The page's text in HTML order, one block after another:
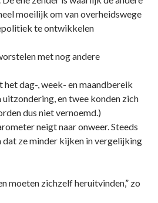
moeilijk om van overheidswege
te ontwikkelen
met nog andere
het dag-, week- en maandbereik
en twee konden zich
dus niet vernoemd.)
neigt naar onweer. Steeds
dat ze minder kijken in vergelijking
moeten zichzelf heruitvinden,” zo